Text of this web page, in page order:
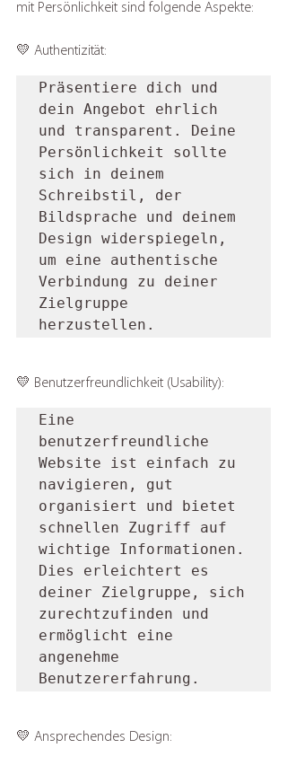
mit Persönlichkeit sind folgende Aspekte:
💛 Authentizität:
Präsentiere dich und
dein Angebot ehrlich
und transparent. Deine
Persönlichkeit sollte
sich in deinem
Schreibstil, der
Bildsprache und deinem
Design widerspiegeln,
um eine authentische
Verbindung zu deiner
Zielgruppe
herzustellen.
💛 Benutzerfreundlichkeit (Usability):
Eine
benutzerfreundliche
Website ist einfach zu
navigieren, gut
organisiert und bietet
schnellen Zugriff auf
wichtige Informationen.
Dies erleichtert es
deiner Zielgruppe, sich
zurechtzufinden und
ermöglicht eine
angenehme
Benutzererfahrung.
💛 Ansprechendes Design: